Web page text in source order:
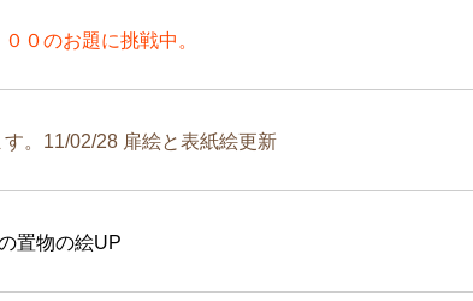
０のお題に挑戦中。
。11/02/28 扉絵と表紙絵更新
置物の絵UP